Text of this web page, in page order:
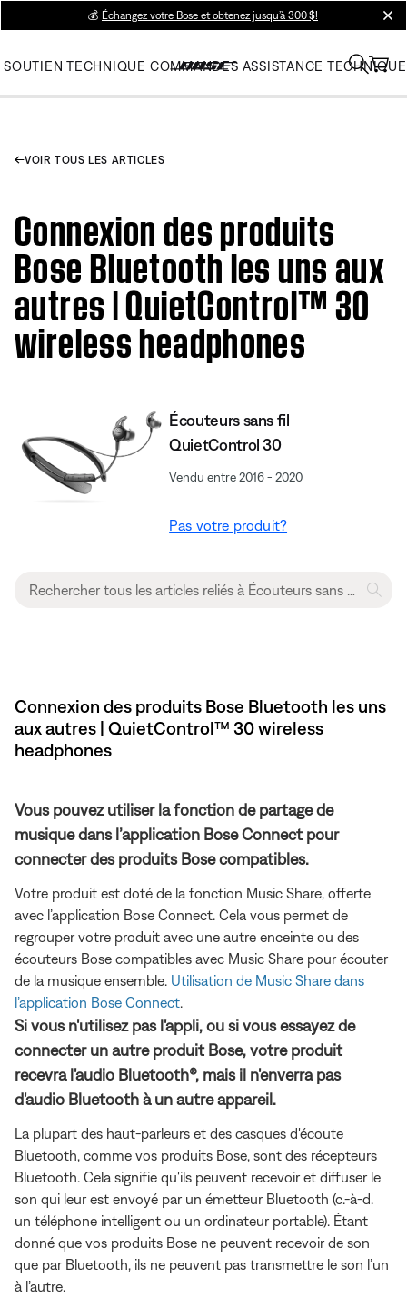
💰 Échangez votre Bose et obtenez jusqu’à 300 $!
SOUTIEN TECHNIQUE COMMANDES ASSISTANCE TECHNIQUE
VOIR TOUS LES ARTICLES
Connexion des produits
Bose Bluetooth les uns aux
autres | QuietControl™ 30
wireless headphones
Écouteurs sans fil
QuietControl 30
Vendu entre 2016 - 2020
Pas votre produit?
Connexion des produits Bose Bluetooth les uns
aux autres | QuietControl™ 30 wireless
headphones
Vous pouvez utiliser la fonction de partage de
musique dans l’application Bose Connect pour
connecter des produits Bose compatibles.
Votre produit est doté de la fonction Music Share, offerte
avec l’application Bose Connect. Cela vous permet de
regrouper votre produit avec une autre enceinte ou des
écouteurs Bose compatibles avec Music Share pour écouter
de la musique ensemble. Utilisation de Music Share dans
l’application Bose Connect
Si vous n'utilisez pas l'appli, ou si vous essayez de
connecter un autre produit Bose, votre produit
recevra l'audio Bluetooth®, mais il n'enverra pas
d'audio Bluetooth à un autre appareil.
La plupart des haut-parleurs et des casques d'écoute
Bluetooth, comme vos produits Bose, sont des récepteurs
Bluetooth. Cela signifie qu'ils peuvent recevoir et diffuser le
son qui leur est envoyé par un émetteur Bluetooth (c.-à-d.
un téléphone intelligent ou un ordinateur portable). Étant
donné que vos produits Bose ne peuvent recevoir de son
que par Bluetooth, ils ne peuvent pas transmettre le son l’un
à l’autre.